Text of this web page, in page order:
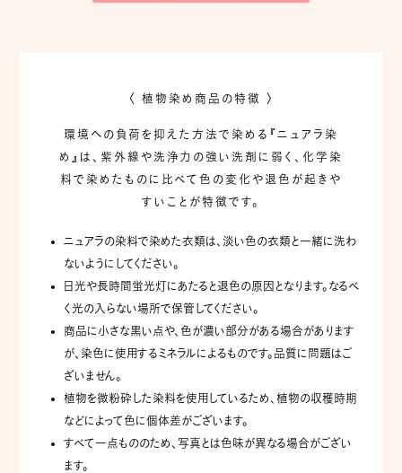
〈 植物染め商品の特徴 〉
環境への負荷を抑えた方法で染める『ニュアラ染
め』は、 紫外線や洗浄力の強い洗剤に弱く、 化学染
料で染めたものに比べて 色の変化や退色が起きや
すいことが特徴です。
ニュアラの染料で染めた衣類は、淡い色の衣類と一緒に洗わ
ないようにしてください。
日光や長時間蛍光灯にあたると退色の原因となります。なるべ
く光の入らない場所で保管してください。
商品に小さな黒い点や、色が濃い部分がある場合があります
が、染色に使用するミネラルによるものです。品質に問題はご
ざいません。
植物を微粉砕した染料を使用しているため、植物の収穫時期
などによって色に個体差がございます。
すべて一点もののため、写真とは色味が異なる場合がござい
ます。